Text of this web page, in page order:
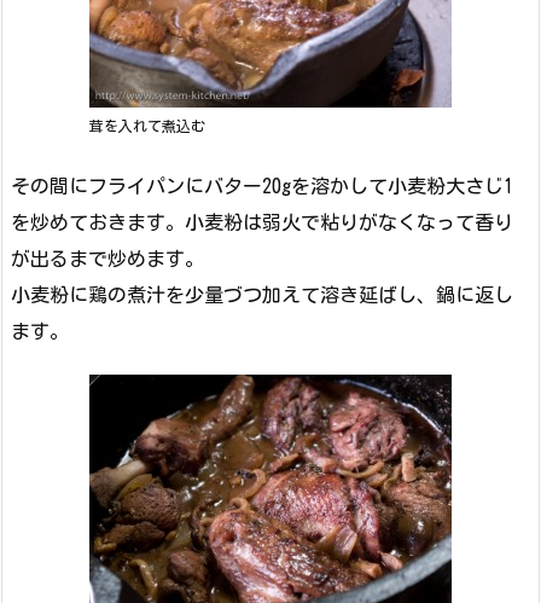
茸を入れて煮込む
その間にフライパンにバター20gを溶かして小麦粉大さじ1
を炒めておきます。小麦粉は弱火で粘りがなくなって香り
が出るまで炒めます。
小麦粉に鶏の煮汁を少量づつ加えて溶き延ばし、鍋に返し
ます。